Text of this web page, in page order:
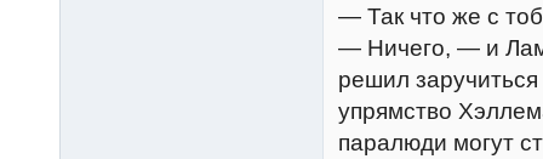
— Так что же с
— Ничего, — и
решил
упрямство
паралюди могут